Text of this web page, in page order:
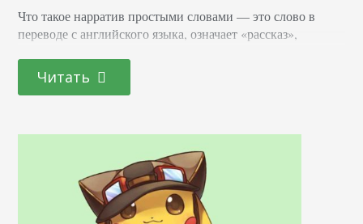
Что такое нарратив простыми словами — это слово в
переводе с английского языка, означает «рассказ»,
Представьте, что это рассказ, оформленный в карточках.
Вспомните глянцевые метафорические или игральные
читать. На чтение одного нарратива уходит…
Читать